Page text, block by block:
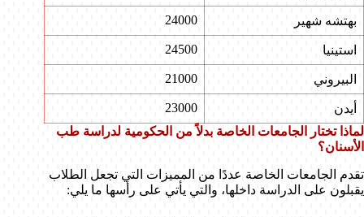
بهتشه شهير 24000
استينيا 24500
البيروني 21000
أيدن
23000
لماذا تختار الجامعات الخاصة بدلاً من الحكومية لدراسة طب
الأسنان؟
تقدم الجامعات الخاصة عددًا من المميزات التي تجعل الطلاب
يقبلون على الدراسة داخلها، والتي يأتي على رأسها ما يلي: